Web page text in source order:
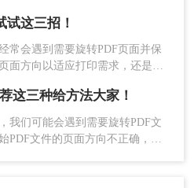
这三招！
常会遇到需要旋转PDF页面并保
面方向以适应打印需求，还是为
三种PDF旋转后保存的方法。
这三种给方法大家！
我们可能会遇到需要旋转PDF文
PDF文件的页面方向不正确，或